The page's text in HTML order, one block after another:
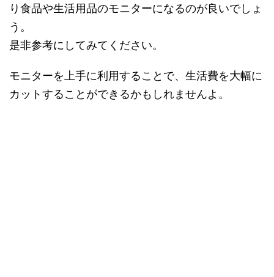
り食品や生活用品のモニターになるのが良いでしょ
う。
是非参考にしてみてください。
モニターを上手に利用することで、生活費を大幅に
カットすることができるかもしれませんよ。